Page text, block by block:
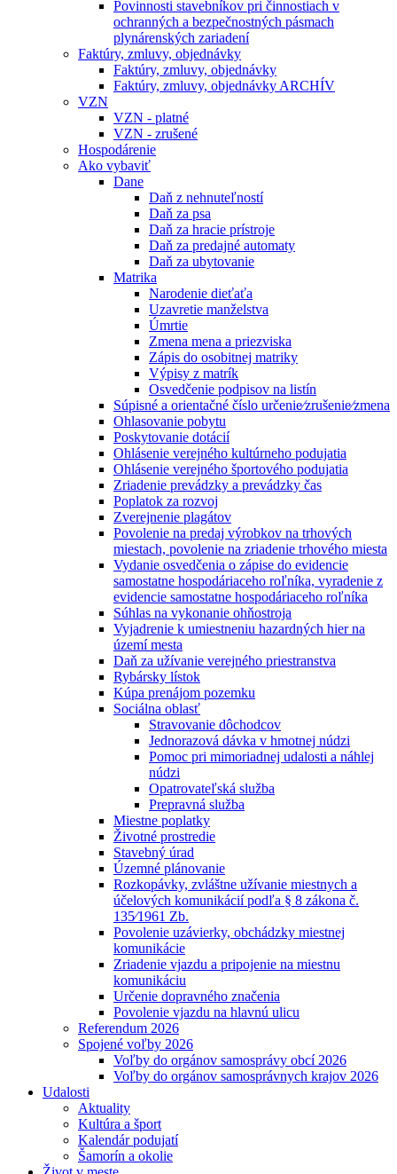
Povinnosti stavebníkov pri činnostiach v
ochranných a bezpečnostných pásmach
plynárenských zariadení
Faktúry, zmluvy, objednávky
Faktúry, zmluvy, objednávky
Faktúry, zmluvy, objednávky ARCHÍV
VZN
VZN - platné
VZN - zrušené
Hospodárenie
Ako vybaviť
Dane
Daň z nehnuteľností
Daň za psa
Daň za hracie prístroje
Daň za predajné automaty
Daň za ubytovanie
Matrika
Narodenie dieťaťa
Uzavretie manželstva
Úmrtie
Zmena mena a priezviska
Zápis do osobitnej matriky
Výpisy z matrík
Osvedčenie podpisov na listín
Súpisné a orientačné číslo určenie⁄zrušenie⁄zmena
Ohlasovanie pobytu
Poskytovanie dotácií
Ohlásenie verejného kultúrneho podujatia
Ohlásenie verejného športového podujatia
Zriadenie prevádzky a prevádzky čas
Poplatok za rozvoj
Zverejnenie plagátov
Povolenie na predaj výrobkov na trhových
miestach, povolenie na zriadenie trhového miesta
Vydanie osvedčenia o zápise do evidencie
samostatne hospodáriaceho roľníka, vyradenie z
evidencie samostatne hospodáriaceho roľníka
Súhlas na vykonanie ohňostroja
Vyjadrenie k umiestneniu hazardných hier na
území mesta
Daň za užívanie verejného priestranstva
Rybársky lístok
Kúpa prenájom pozemku
Sociálna oblasť
Stravovanie dôchodcov
Jednorazová dávka v hmotnej núdzi
Pomoc pri mimoriadnej udalosti a náhlej
núdzi
Opatrovateľská služba
Prepravná služba
Miestne poplatky
Životné prostredie
Stavebný úrad
Územné plánovanie
Rozkopávky, zvláštne užívanie miestnych a
účelových komunikácií podľa § 8 zákona č.
135⁄1961 Zb.
Povolenie uzávierky, obchádzky miestnej
komunikácie
Zriadenie vjazdu a pripojenie na miestnu
komunikáciu
Určenie dopravného značenia
Povolenie vjazdu na hlavnú ulicu
Referendum 2026
Spojené voľby 2026
Voľby do orgánov samosprávy obcí 2026
Voľby do orgánov samosprávnych krajov 2026
Udalosti
Aktuality
Kultúra a šport
Kalendár podujatí
Šamorín a okolie